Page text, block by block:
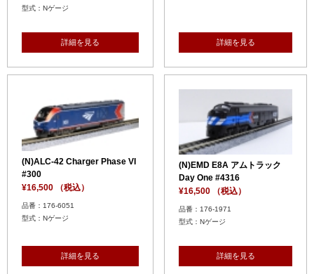
型式：Nゲージ
詳細を見る 詳細を見る
(N)ALC-42 Charger Phase VI
#300
¥16,500 （税込）
品番：176-6051
型式：Nゲージ
詳細を見る
(N)EMD E8A アムトラック
Day One #4316
¥16,500 （税込）
品番：176-1971
型式：Nゲージ
詳細を見る